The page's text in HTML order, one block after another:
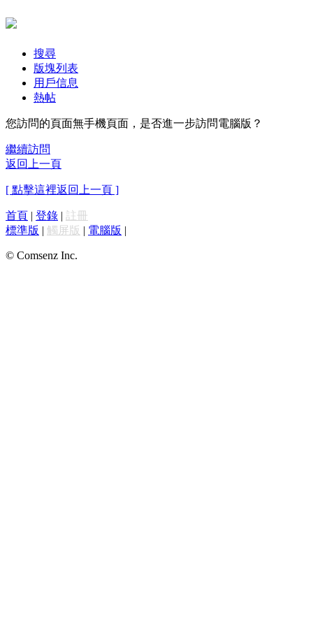
搜尋
版塊列表
用戶信息
熱帖
您訪問的頁面無手機頁面，是否進一步訪問電腦版？
繼續訪問
返回上一頁
[ 點擊這裡返回上一頁 ]
首頁 | 登錄 | 註冊
標準版 | 觸屏版 | 電腦版 |
© Comsenz Inc.